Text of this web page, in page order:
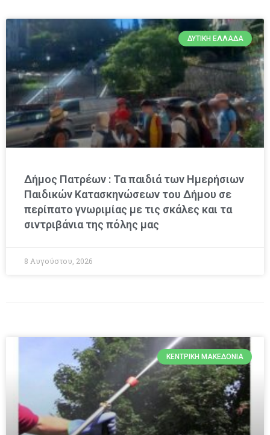
ΔΥΤΙΚΉ ΕΛΛΆΔΑ
Δήμος Πατρέων : Τα παιδιά των Ημερήσιων
Παιδικών Κατασκηνώσεων του Δήμου σε
περίπατο γνωριμίας με τις σκάλες και τα
σιντριβάνια της πόλης μας
8 Αυγούστου, 2026
ΚΕΝΤΡΙΚΉ ΜΑΚΕΔΟΝΊΑ